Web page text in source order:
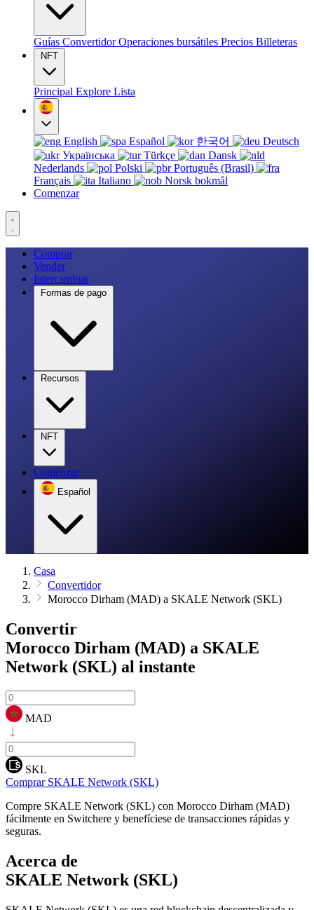
Guías ConvertidorOperaciones bursátiles Precios Billeteras
NFT
Principal Explore Lista
English Español 한국어
Deutsch
Українська
Türkçe
Dansk
Nederlands
Polski
Português (Brasil)
Français
Italiano
Norsk bokmål
Comenzar
Comprar
Vender
Intercambiar
Formas de pago
Recursos
NFT
Comenzar
Español
Casa
Convertidor
Morocco Dirham (MAD) a SKALE Network (SKL)
Convertir
Morocco Dirham (MAD) a SKALE
Network (SKL) al instante
MAD
SKL
Comprar SKALE Network (SKL)
Compre SKALE Network (SKL) con Morocco Dirham (MAD)
fácilmente en Switchere y benefíciese de transacciones rápidas y
seguras.
Acerca de
SKALE Network (SKL)